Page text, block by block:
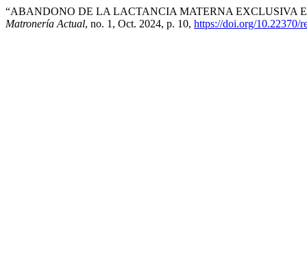
“ABANDONO DE LA LACTANCIA MATERNA EXCLUSIVA
Matronería Actual, no. 1, Oct. 2024, p. 10, https://doi.org/10.22370/